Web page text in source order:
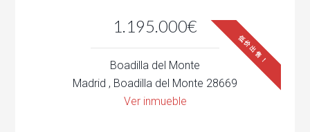
1.195.000€
低价出售！
Boadilla del Monte
Madrid , Boadilla del Monte 28669
Ver inmueble